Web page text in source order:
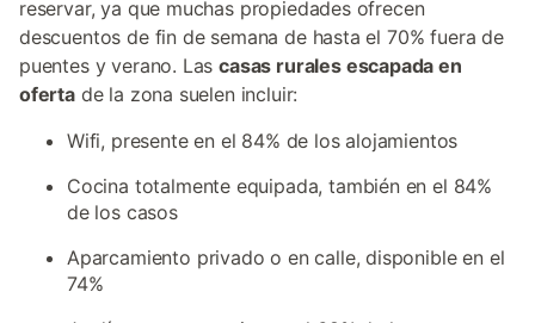
reservar, ya que muchas propiedades ofrecen
descuentos de fin de semana de hasta el 70% fuera de
puentes y verano. Lascasas rurales escapada en
ofertade la zona suelen incluir:
Wifi, presente en el 84% de los alojamientos
Cocina totalmente equipada, también en el 84%
de los casos
Aparcamiento privado o en calle, disponible en el
74%